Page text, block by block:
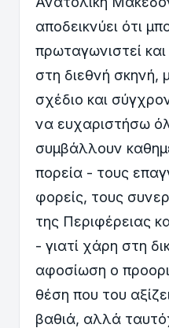
αποδεικνύει ότι
πρωταγωνιστεί
στη διεθνή σκηνή,
σχέδιο και
να ευχαριστήσω
συμβάλλουν
πορεία - τους
φορείς, τους
της Περιφέρειας
- γιατί χάρη στη
αφοσίωση ο
θέση που του
βαθιά, αλλά